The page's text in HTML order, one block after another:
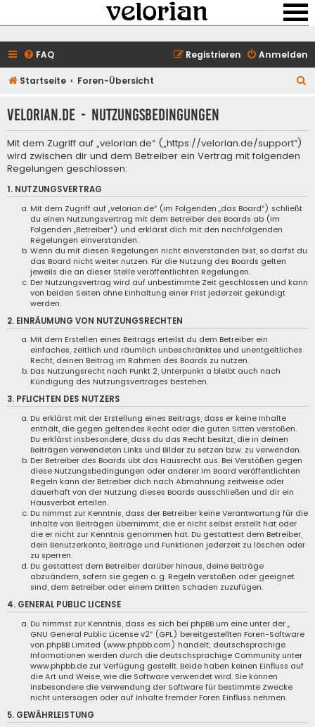
FAQ Anmelden
Registrieren
Startseite Foren-Übersicht
h
velorian.de - Nutzungsbedingungen
Mit dem Zugriff auf „velorian.de“ („https://velorian.de/support“)
wird zwischen dir und dem Betreiber ein Vertrag mit folgenden
Regelungen geschlossen:
1. NUTZUNGSVERTRAG
Mit dem Zugriff auf „velorian.de“ (im Folgenden „das Board“) schließt
du einen Nutzungsvertrag mit dem Betreiber des Boards ab (im
Folgenden „Betreiber“) und erklärst dich mit den nachfolgenden
Regelungen einverstanden.
Wenn du mit diesen Regelungen nicht einverstanden bist, so darfst du
das Board nicht weiter nutzen. Für die Nutzung des Boards gelten
jeweils die an dieser Stelle veröffentlichten Regelungen.
Der Nutzungsvertrag wird auf unbestimmte Zeit geschlossen und kann
von beiden Seiten ohne Einhaltung einer Frist jederzeit gekündigt
werden.
2. EINRÄUMUNG VON NUTZUNGSRECHTEN
Mit dem Erstellen eines Beitrags erteilst du dem Betreiber ein
einfaches, zeitlich und räumlich unbeschränktes und unentgeltliches
Recht, deinen Beitrag im Rahmen des Boards zu nutzen.
Das Nutzungsrecht nach Punkt 2, Unterpunkt a bleibt auch nach
Kündigung des Nutzungsvertrages bestehen.
3. PFLICHTEN DES NUTZERS
Du erklärst mit der Erstellung eines Beitrags, dass er keine Inhalte
enthält, die gegen geltendes Recht oder die guten Sitten verstoßen.
Du erklärst insbesondere, dass du das Recht besitzt, die in deinen
Beiträgen verwendeten Links und Bilder zu setzen bzw. zu verwenden.
Der Betreiber des Boards übt das Hausrecht aus. Bei Verstößen gegen
diese Nutzungsbedingungen oder anderer im Board veröffentlichten
Regeln kann der Betreiber dich nach Abmahnung zeitweise oder
dauerhaft von der Nutzung dieses Boards ausschließen und dir ein
Hausverbot erteilen.
Du nimmst zur Kenntnis, dass der Betreiber keine Verantwortung für die
Inhalte von Beiträgen übernimmt, die er nicht selbst erstellt hat oder
die er nicht zur Kenntnis genommen hat. Du gestattest dem Betreiber,
dein Benutzerkonto, Beiträge und Funktionen jederzeit zu löschen oder
zu sperren.
Du gestattest dem Betreiber darüber hinaus, deine Beiträge
abzuändern, sofern sie gegen o. g. Regeln verstoßen oder geeignet
sind, dem Betreiber oder einem Dritten Schaden zuzufügen.
4. GENERAL PUBLIC LICENSE
Du nimmst zur Kenntnis, dass es sich bei phpBB um eine unter der „
GNU General Public License v2“ (GPL) bereitgestellten Foren-Software
von phpBB Limited (www.phpbb.com) handelt; deutschsprachige
Informationen werden durch die deutschsprachige Community unter
www.phpbb.de zur Verfügung gestellt. Beide haben keinen Einfluss auf
die Art und Weise, wie die Software verwendet wird. Sie können
insbesondere die Verwendung der Software für bestimmte Zwecke
nicht untersagen oder auf Inhalte fremder Foren Einfluss nehmen.
5. GEWÄHRLEISTUNG